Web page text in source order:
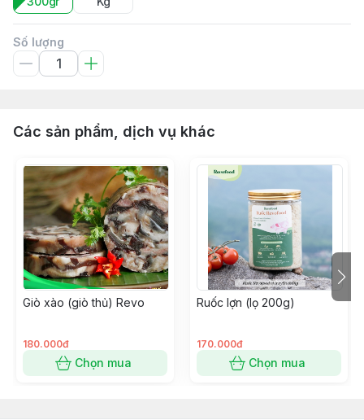
Số lượng
Các sản phẩm, dịch vụ khác
Giò xào (giò thủ) Revo
180.000đ
Chọn mua
Ruốc lợn (lọ 200g)
170.000đ
Chọn mua